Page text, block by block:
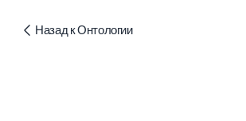
Назад к Онтологии